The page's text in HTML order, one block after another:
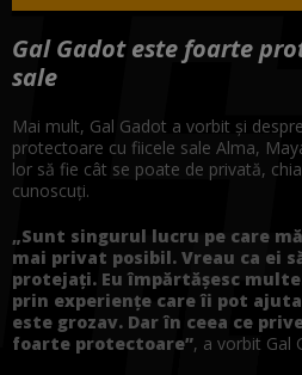
Gal Gadot este foarte
sale
Mai mult, Gal Gadot a vorbit și
protectoare cu fiicele sale Alma,
lor să fie cât se poate de privată,
cunoscuți.
„Sunt singurul lucru pe care
mai privat posibil. Vreau ca ei
protejați. Eu împărtășesc
prin experiențe care îi pot
este grozav. Dar în ceea ce
foarte protectoare”, a vorbit Gal